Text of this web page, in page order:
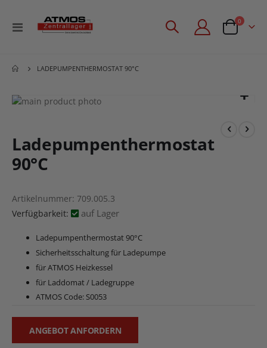
Navigation
0 Artikel
LADEPUMPENTHERMOSTAT 90°C
Zum
Bildgalerie
springen
der
Bildgalerie
springen
Ladepumpenthermostat
90°C
Artikelnummer 709.005.3
Verfügbarkeit:
auf Lager
Ladepumpenthermostat 90°C
Sicherheitsschaltung für Ladepumpe
für ATMOS Heizkessel
für Laddomat / Ladegruppe
ATMOS Code: S0053
ANGEBOT ANFORDERN